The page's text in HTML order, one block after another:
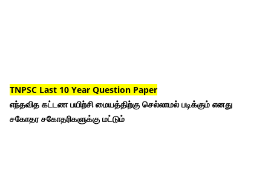
TNPSC Last 10 Year Question Paper
எந்தவித கட்டண பயிற்சி மையத்திற்கு செல்லாமல் படிக்கும் எனது
சகோதர சகோதரிகளுக்கு மட்டும்